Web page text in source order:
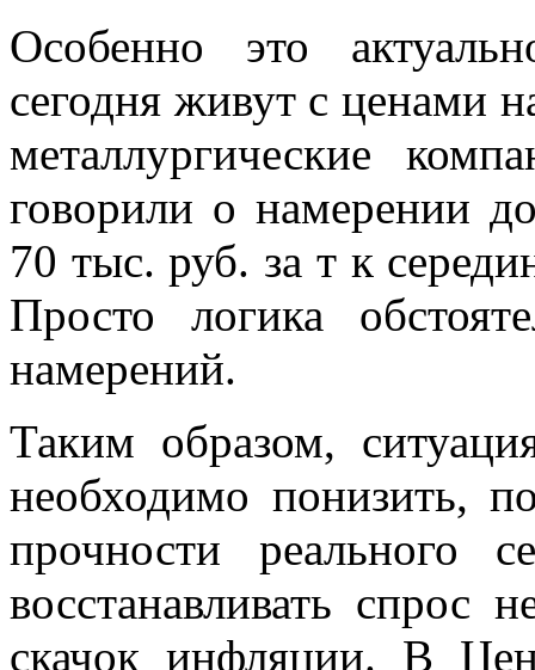
Особенно это
сегодня живут с ценами
металлургические
говорили о намерении
70 тыс. руб. за т к
Просто логика
намерений.
Таким образом,
необходимо понизить,
прочности
восстанавливать спрос
скачок инфляции. В